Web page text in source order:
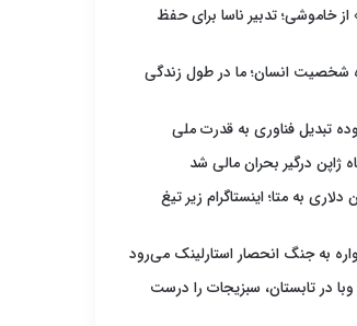
«وویجر ۲» از خاموشی؛ تدبیر ناسا برای حفظ
شخصیت انسان؛ ما در طول زندگی
تبدیل فناوری به قدرت ملی
ژاپن درگیر بحران مالی شد
میلیون دلاری به متا؛ اینستاگرام زیر تیغ
در تابستان، سبزیجات را درست